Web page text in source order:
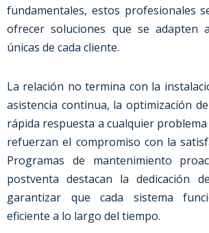
fundamentales, estos profesionales
ofrecer soluciones que se adapten
únicas de cada cliente.
La relación no termina con la
asistencia continua, la optimización
rápida respuesta a cualquier
refuerzan el compromiso con la
Programas de mantenimiento
postventa destacan la dedicación
garantizar que cada sistema
eficiente a lo largo del tiempo.